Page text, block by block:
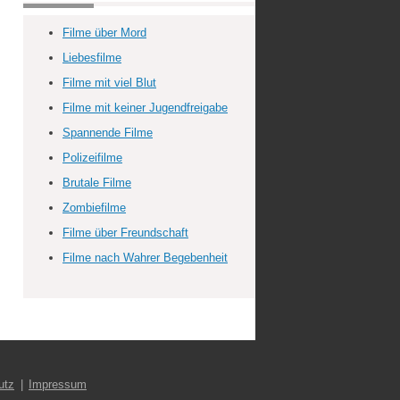
Filme über Mord
Liebesfilme
Filme mit viel Blut
Filme mit keiner Jugendfreigabe
Spannende Filme
Polizeifilme
Brutale Filme
Zombiefilme
Filme über Freundschaft
Filme nach Wahrer Begebenheit
Impressum